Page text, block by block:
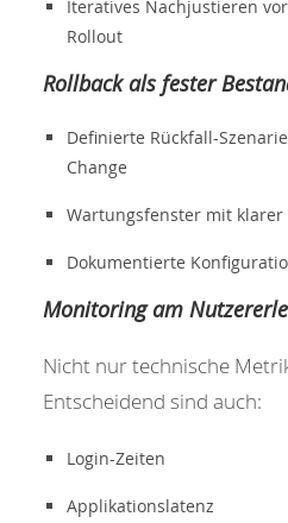
Iteratives Nachjustieren
Rollout
Rollback als fester
Definierte Rückfall-
Change
Wartungsfenster mit
Dokumentierte
Monitoring am
Nicht nur technische
Entscheidend sind auch:
Login-Zeiten
Applikationslatenz